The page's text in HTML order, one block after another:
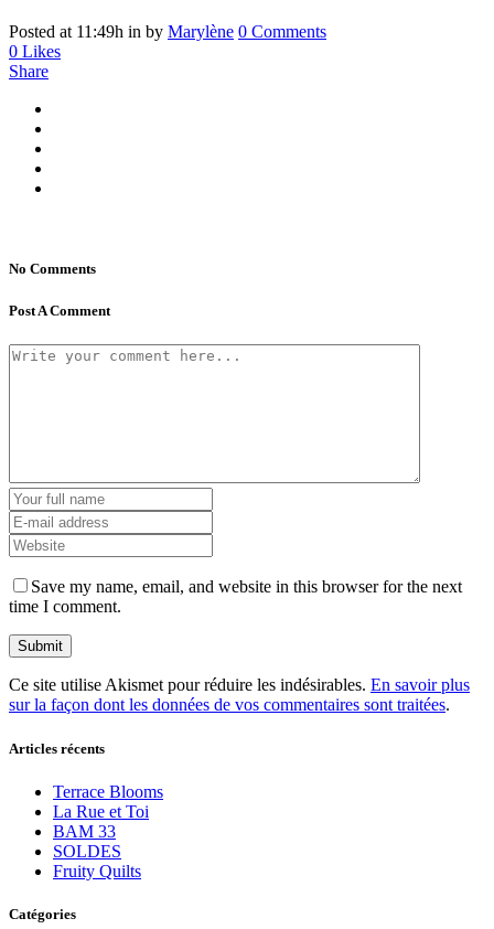
Posted at 11:49h in by Marylène 0 Comments
0 Likes
Share
No Comments
Post A Comment
Save my name, email, and website in this browser for the next
time I comment.
Ce site utilise Akismet pour réduire les indésirables. En savoir plus
sur la façon dont les données de vos commentaires sont traitées.
Articles récents
Terrace Blooms
La Rue et Toi
BAM 33
SOLDES
Fruity Quilts
Catégories